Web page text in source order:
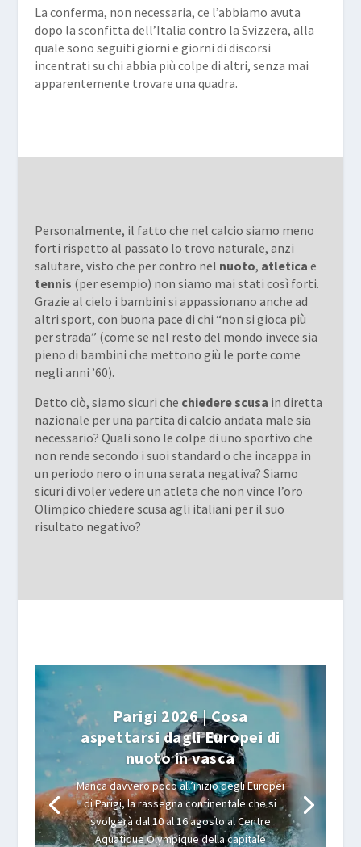
La conferma, non necessaria, ce l’abbiamo avuta
dopo la sconfitta dell’Italia contro la Svizzera, alla
quale sono seguiti giorni e giorni di discorsi
incentrati su chi abbia più colpe di altri, senza mai
apparentemente trovare una quadra.
Personalmente, il fatto che nel calcio siamo meno
forti rispetto al passato lo trovo naturale, anzi
salutare, visto che per contro nel nuoto, atletica e
tennis (per esempio) non siamo mai stati così forti.
Grazie al cielo i bambini si appassionano anche ad
altri sport, con buona pace di chi “non si gioca più
per strada” (come se nel resto del mondo invece sia
pieno di bambini che mettono giù le porte come
negli anni ’60).
Detto ciò, siamo sicuri che chiedere scusa in diretta
nazionale per una partita di calcio andata male sia
necessario? Quali sono le colpe di uno sportivo che
non rende secondo i suoi standard o che incappa in
un periodo nero o in una serata negativa? Siamo
sicuri di voler vedere un atleta che non vince l’oro
Olimpico chiedere scusa agli italiani per il suo
risultato negativo?
Parigi 2026 | Cosa
aspettarsi dagli Europei di
nuoto in vasca
Manca davvero poco all’inizio degli Europei
di Parigi, la rassegna continentale che si
svolgerà dal 10 al 16 agosto al Centre
Aquatique Olympique della capitale